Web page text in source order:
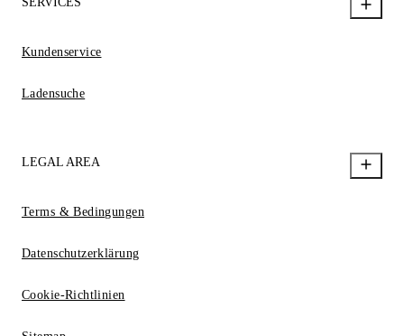
Kundenservice
Ladensuche
LEGAL AREA
Terms & Bedingungen
Datenschutzerklärung
Cookie-Richtlinien